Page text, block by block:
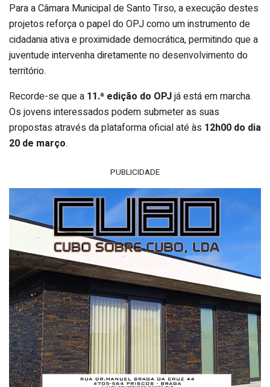
Para a Câmara Municipal de Santo Tirso, a execução destes
projetos reforça o papel do OPJ como um instrumento de
cidadania ativa e proximidade democrática, permitindo que a
juventude intervenha diretamente no desenvolvimento do
território.
Recorde-se que a 11.ª edição do OPJjá está em marcha.
Os jovens interessados podem submeter as suas
propostas através da plataforma oficial até às 12h00 do dia
20 de março.
PUBLICIDADE